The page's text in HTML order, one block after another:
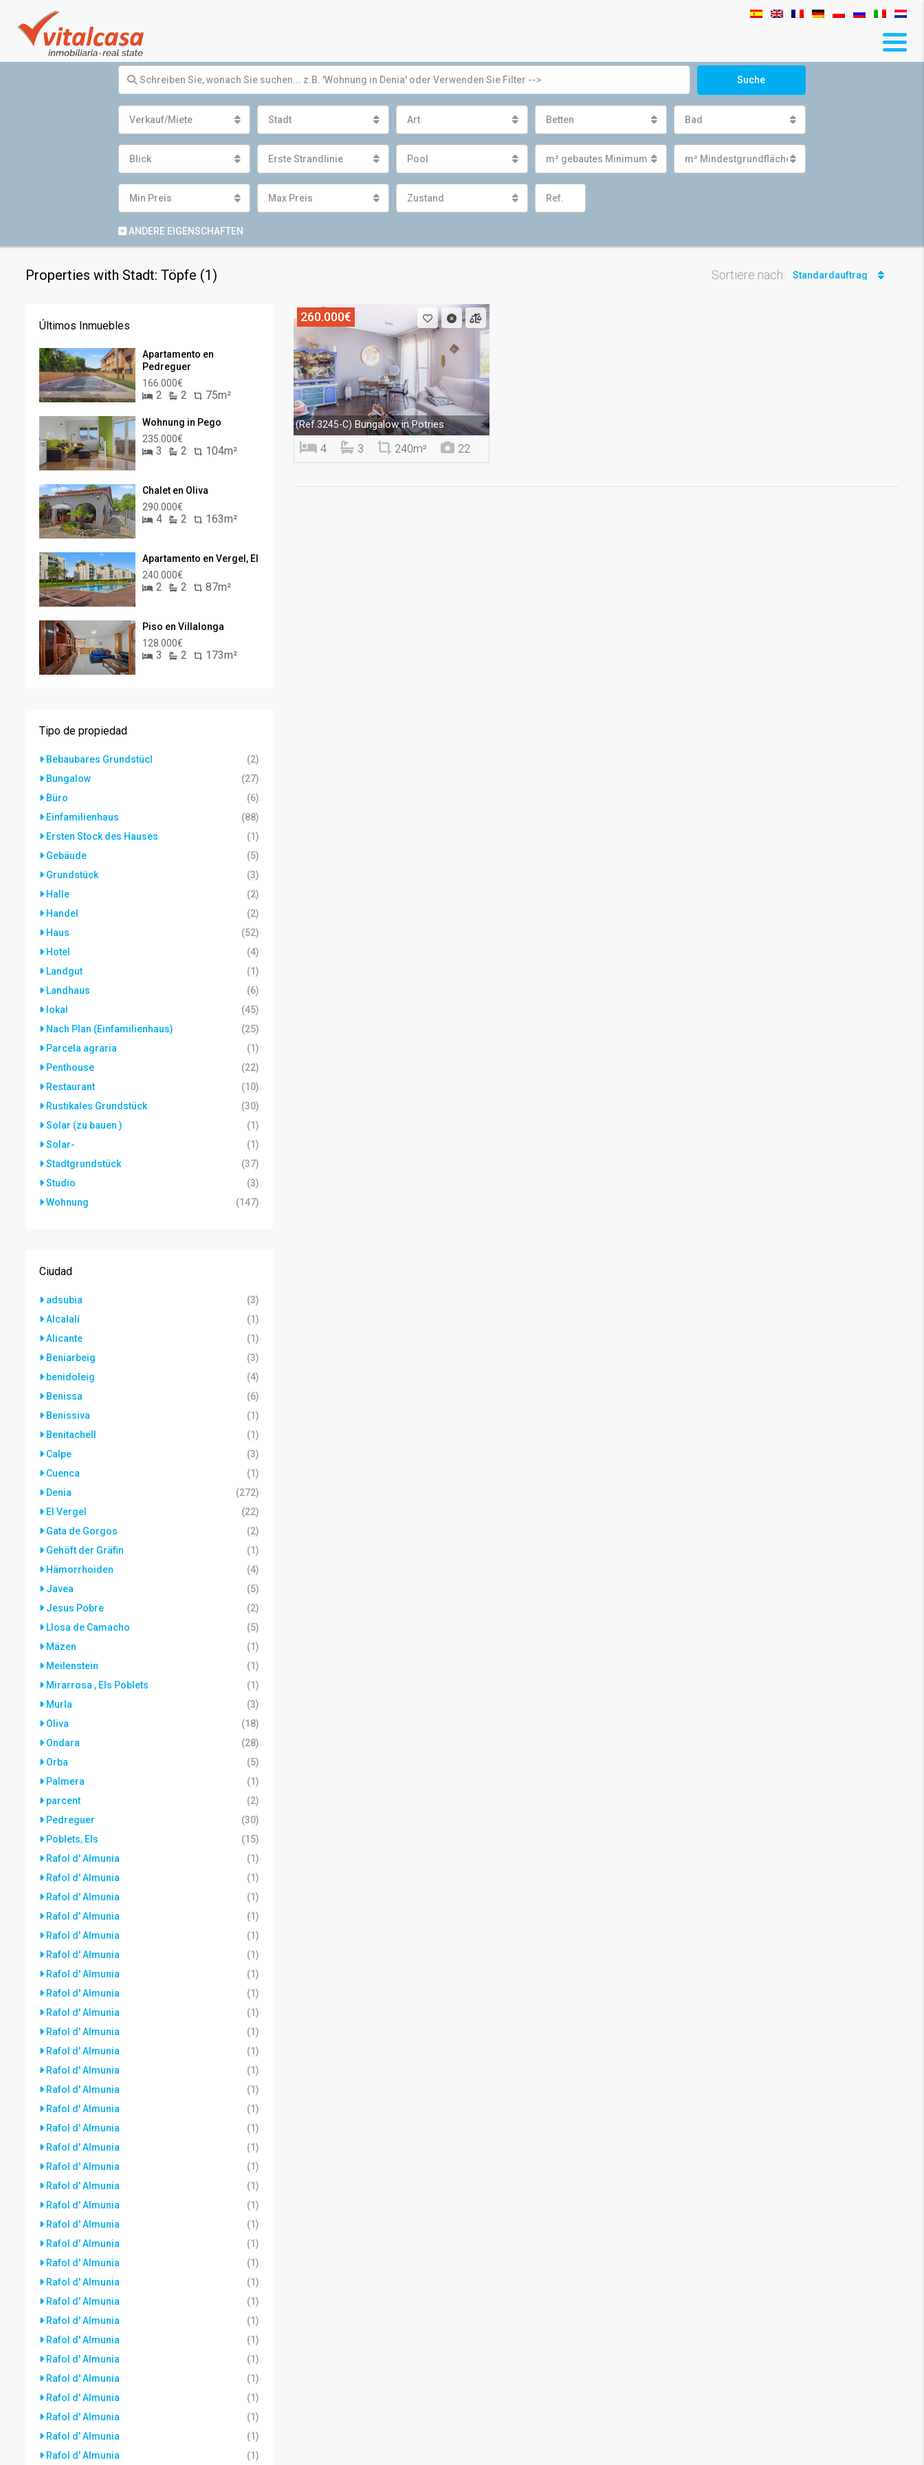
Suche
Verkauf/Miete Stadt Art Betten Bad
Blick Erste Strandlinie Pool m² gebautes Minimum m² Mindestgrundfläche
Min Preis Max Preis Zustand
ANDERE EIGENSCHAFTEN
Properties with Stadt: Töpfe (1) Sortiere nach: Standardauftrag
260.000€
(Ref.3245-C) Bungalow in Potries
4 3 240m² 22
Últimos Inmuebles
Apartamento en
Pedreguer
166.000€
2 2 75m²
Wohnung in Pego
235.000€
3 2 104m²
Chalet en Oliva
290.000€
4 2 163m²
Apartamento en Vergel, El
240.000€
2 2 87m²
Piso en Villalonga
128.000€
3 2 173m²
Tipo de propiedad
Bebaubares Grundstücl
(2)
Bungalow
(27)
Büro
(6)
Einfamilienhaus
(88)
Ersten Stock des Hauses
(1)
Gebäude
(5)
Grundstück
(3)
Halle
(2)
Handel
(2)
Haus
(52)
Hotel
(4)
Landgut
(1)
Landhaus
(6)
lokal
(45)
Nach Plan (Einfamilienhaus)
(25)
Parcela agraria
(1)
Penthouse
(22)
Restaurant
(10)
Rustikales Grundstück
(30)
Solar (zu bauen )
(1)
Solar-
(1)
Stadtgrundstück
(37)
Studio
(3)
Wohnung
(147)
Ciudad
adsubia
(3)
Alcalalí
(1)
Alicante
(1)
Beniarbeig
(3)
benidoleig
(4)
Benissa
(6)
Benissiva
(1)
Benitachell
(1)
Calpe
(3)
Cuenca
(1)
Denia
(272)
El Vergel
(22)
Gata de Gorgos
(2)
Gehöft der Gräfin
(1)
Hämorrhoiden
(4)
Javea
(5)
Jesus Pobre
(2)
Llosa de Camacho
(5)
Mäzen
(1)
Meilenstein
(1)
Mirarrosa , Els Poblets
(1)
Murla
(3)
Oliva
(18)
Ondara
(28)
Orba
(5)
Palmera
(1)
parcent
(2)
Pedreguer
(30)
Poblets, Els
(15)
Rafol d' Almunia
(1)
Rafol d' Almunia
(1)
Rafol d' Almunia
(1)
Rafol d' Almunia
(1)
Rafol d' Almunia
(1)
Rafol d' Almunia
(1)
Rafol d' Almunia
(1)
Rafol d' Almunia
(1)
Rafol d' Almunia
(1)
Rafol d' Almunia
(1)
Rafol d' Almunia
(1)
Rafol d' Almunia
(1)
Rafol d' Almunia
(1)
Rafol d' Almunia
(1)
Rafol d' Almunia
(1)
Rafol d' Almunia
(1)
Rafol d' Almunia
(1)
Rafol d' Almunia
(1)
Rafol d' Almunia
(1)
Rafol d' Almunia
(1)
Rafol d' Almunia
(1)
Rafol d' Almunia
(1)
Rafol d' Almunia
(1)
Rafol d' Almunia
(1)
Rafol d' Almunia
(1)
Rafol d' Almunia
(1)
Rafol d' Almunia
(1)
Rafol d' Almunia
(1)
Rafol d' Almunia
(1)
Rafol d' Almunia
(1)
Rafol d' Almunia
(1)
Rafol d' Almunia
(1)